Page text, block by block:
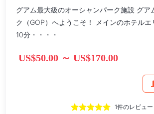
グアム最大級のオーシャンパーク施設 グア
ク（GOP）へようこそ！ メインのホテルエ
10分・・・・
US$50.00 ～ US$170.00
1件のレビュー